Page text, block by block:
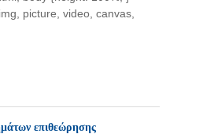
picture, video, canvas,
επιθεώρησης